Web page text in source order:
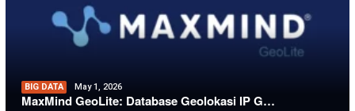
BIG DATA May 1, 2026
MaxMind GeoLite: Database Geolokasi IP G…